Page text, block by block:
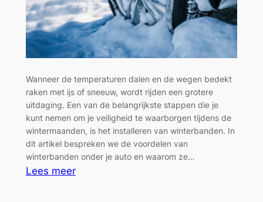
Wanneer de temperaturen dalen en de wegen bedekt
raken met ijs of sneeuw, wordt rijden een grotere
uitdaging. Een van de belangrijkste stappen die je
kunt nemen om je veiligheid te waarborgen tijdens de
wintermaanden, is het installeren van winterbanden. In
dit artikel bespreken we de voordelen van
winterbanden onder je auto en waarom ze…
Lees meer: